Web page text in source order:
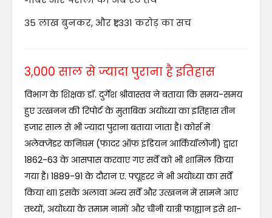
35 लाख बुनकर, और ₹1,331 करोड़ का सच
3,000 साल से ज्यादा पुराना है इतिहास
विभाग के शिक्षक डॉ. दुर्गेश श्रीवास्तव ने बताया कि समय-समय
हुए उत्खनन की रिपोर्ट के मुताबिक अयोध्या का इतिहास तीन
हजार साल से भी ज्यादा पुराना बताया जाता है। कोर्स में
अलेक्जेंडर कनिंघम (फादर ऑफ इंडियन आर्कियॉलोजी) द्वारा
1862-63 के आसपास करवाए गए सर्वे को भी शामिल किया
गया है। 1889-91 के दौरान ए. फ्यूहरर ने भी अयोध्या का सर्वे
किया था। इसके अलावा अन्य सर्वे और उत्खनन में सामने आए
तथ्यों, अयोध्या के तमाम नामों और चीनी यात्री फाह्यान इसे शा-